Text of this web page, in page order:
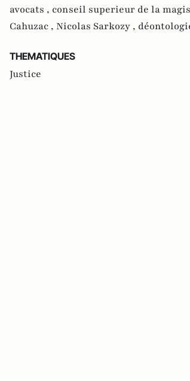
avocats , conseil superieur de la
Cahuzac , Nicolas Sarkozy ,
THEMATIQUES
Justice